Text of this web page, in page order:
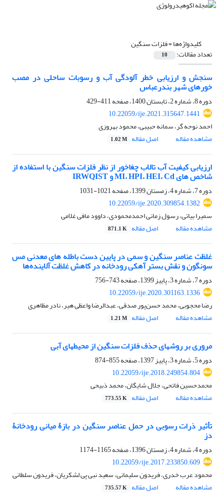
کلیدواژه‌ها =فلزات سنگین
تعداد مقالات: 10
سنجش و ارزیابی خطر آلودگی آب و رسوبات ساحلی در مصب
خورهای شهر بندرعباس
دوره 8، شماره 2، تابستان 1400، صفحه
411-429
10.22059/ije.2021.315647.1441
احمد نوحه گر، سمانه حبیبی، محمود بهروزی
مشاهده مقاله
اصل مقاله 1.02 M
ارزیابی کیفیت آب تالاب چغاخور از نظر فلزات سنگین با استفاده از
شاخص‏ های MI، HPI، HEI، Cd و IRWQIST
دوره 7، شماره 4، زمستان 1399، صفحه
1021-1031
10.22059/ije.2020.309854.1382
سمیرا بیاتی، رسول زمانی احمدمحمودی، داوود مافی غلامی
مشاهده مقاله
اصل مقاله 871.1 K
غلظت عناصر سنگین و سمی در پایین ‏دست باطله ‏های معدنی مس
سونگون و نقش بستر آهکی رودخانه در کاهش غلظت آلاینده‌ها
دوره 7، شماره 3، پاییز 1399، صفحه
743-756
10.22059/ije.2020.301163.1336
رضا محجوبی، محمد حسن‌پور صدقی، عبدالرضا واعظی هیر، نادر مظاهری
مشاهده مقاله
اصل مقاله 1.21 M
مروری بر روش‏های حذف فلزات سنگین از محیط‏های آبی
دوره 5، شماره 3، پاییز 1397، صفحه
855-874
10.22059/ije.2018.249854.804
محمدحسین فاتحی، جلال شایگان، محمد ذبیحی
مشاهده مقاله
اصل مقاله 773.55 K
تأثیر ذرات رسوبی در حمل عناصر سنگین در بازۀ میانی رودخانۀ
دز
دوره 4، شماره 4، زمستان 1396، صفحه
1165-1174
10.22059/ije.2017.233850.609
محمود عرب خدری، فریدون سلیمانی، سعید نبی‏ پی لشکریان، فریدون سلطانی
مشاهده مقاله
اصل مقاله 735.57 K